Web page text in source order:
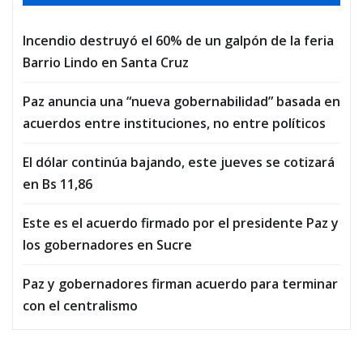
Incendio destruyó el 60% de un galpón de la feria
Barrio Lindo en Santa Cruz
Paz anuncia una “nueva gobernabilidad” basada en
acuerdos entre instituciones, no entre políticos
El dólar continúa bajando, este jueves se cotizará
en Bs 11,86
Este es el acuerdo firmado por el presidente Paz y
los gobernadores en Sucre
Paz y gobernadores firman acuerdo para terminar
con el centralismo